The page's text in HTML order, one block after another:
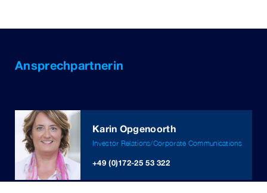
Ansprechpartnerin
Karin Opgenoorth
Investor Relations/Corporate Communications
+49 (0)172-25 53 322